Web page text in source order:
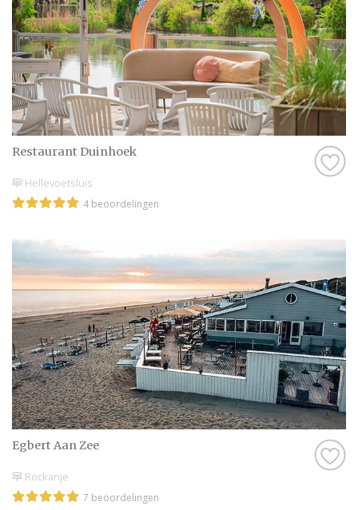
Restaurant Duinhoek
Hellevoetsluis
4 beoordelingen
Egbert Aan Zee
Rockanje
7 beoordelingen